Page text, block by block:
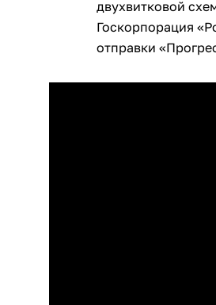
двухвитковой
Госкорпорация
отправки